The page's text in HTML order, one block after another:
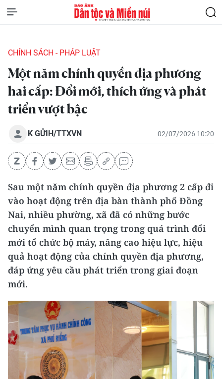
CHÍNH SÁCH - PHÁP LUẬT
Một năm chính quyền địa phương
hai cấp: Đổi mới, thích ứng và phát
triển vượt bậc
K GỬIH/TTXVN 02/07/2026 10:20
Sau một năm chính quyền địa phương 2 cấp đi
vào hoạt động trên địa bàn thành phố Đồng
Nai, nhiều phường, xã đã có những bước
chuyển mình quan trọng trong quá trình đổi
mới tổ chức bộ máy, nâng cao hiệu lực, hiệu
quả hoạt động của chính quyền địa phương,
đáp ứng yêu cầu phát triển trong giai đoạn
mới.